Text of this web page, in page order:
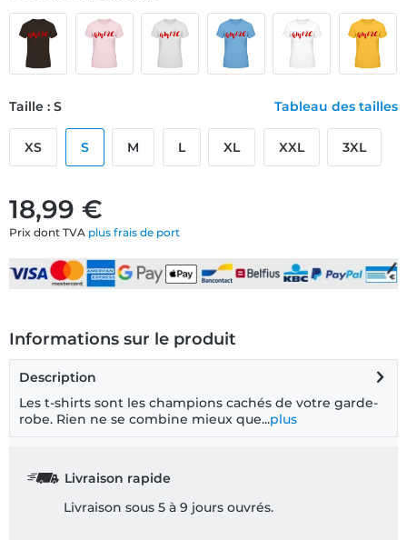
18,99 €
Prix dont TVA plus frais de port
Taille : S Tableau des tailles
XS S M L XL XXL 3XL
Informations sur le produit
Description
Les t-shirts sont les champions cachés de votre garde-
robe. Rien ne se combine mieux que...plus
Livraison rapide
Livraison sous 5 à 9 jours ouvrés.